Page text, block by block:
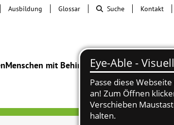
Menschen mit BehinderungBeratung & Hilfe
Ausbildung Glossar Suche Kontakt